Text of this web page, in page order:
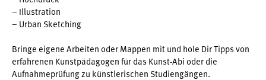
– Illustration
– Urban Sketching
Bringe eigene Arbeiten oder Mappen mit und hole Dir Tipps von
erfahrenen Kunstpädagogen für das Kunst-Abi oder die
Aufnahmeprüfung zu künstlerischen Studiengängen.